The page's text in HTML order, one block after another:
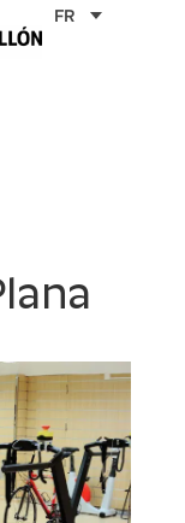
FR